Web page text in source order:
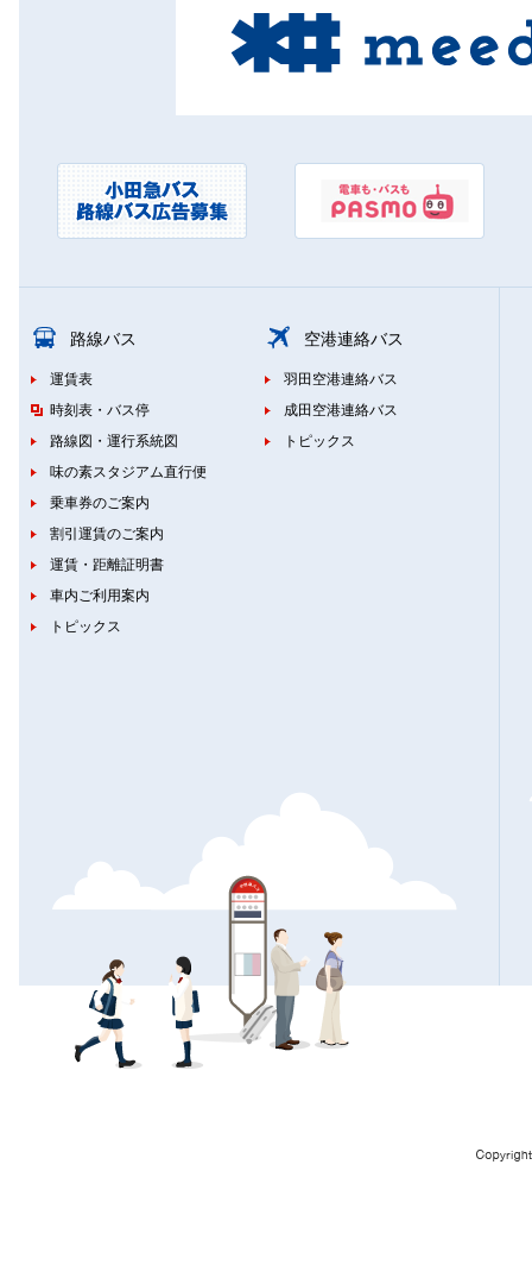
路線バス
運賃表
時刻表・バス停
路線図・運行系統図
味の素スタジアム直行便
乗車券のご案内
割引運賃のご案内
運賃・距離証明書
車内ご利用案内
トピックス
空港連絡バス
羽田空港連絡バス
成田空港連絡バス
トピックス